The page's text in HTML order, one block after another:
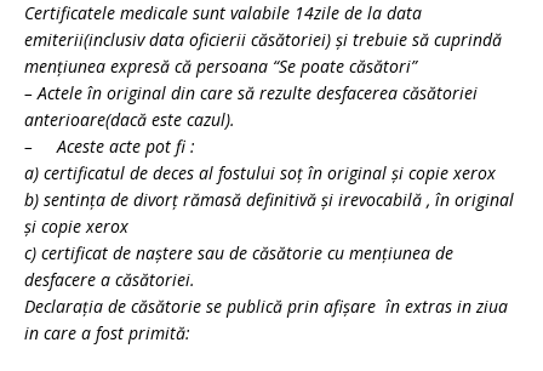
Certificatele medicale sunt valabile 14zile de la data
emiterii(inclusiv data oficierii căsătoriei) şi trebuie să cuprindă
menţiunea expresă că persoana “Se poate căsători”
– Actele în original din care să rezulte desfacerea căsătoriei
anterioare(dacă este cazul).
– Aceste acte pot fi :
a) certificatul de deces al fostului soţ în original şi copie xerox
b) sentinţa de divorţ rămasă definitivă şi irevocabilă , în original
şi copie xerox
c) certificat de naştere sau de căsătorie cu menţiunea de
desfacere a căsătoriei.
Declaraţia de căsătorie se publică prin afişare în extras in ziua
in care a fost primită: